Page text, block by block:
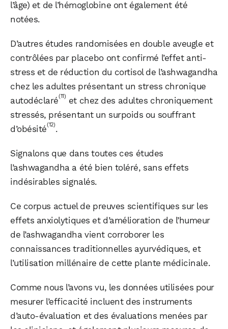
l’âge) et de l’hémoglobine ont également été
notées.
D’autres études randomisées en double aveugle et
contrôlées par placebo ont confirmé l’effet anti-
stress et de réduction du cortisol de l’ashwagandha
chez les adultes présentant un stress chronique
autodéclaré(11) et chez des adultes chroniquement
stressés, présentant un surpoids ou souffrant
d’obésité(12).
Signalons que dans toutes ces études
l’ashwagandha a été bien toléré, sans effets
indésirables signalés.
Ce corpus actuel de preuves scientifiques sur les
effets anxiolytiques et d’amélioration de l’humeur
de l’ashwagandha vient corroborer les
connaissances traditionnelles ayurvédiques, et
l’utilisation millénaire de cette plante médicinale.
Comme nous l’avons vu, les données utilisées pour
mesurer l’efficacité incluent des instruments
d’auto-évaluation et des évaluations menées par